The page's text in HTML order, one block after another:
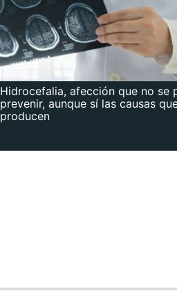
Hidrocefalia, afección que no se
prevenir, aunque sí las causas
producen